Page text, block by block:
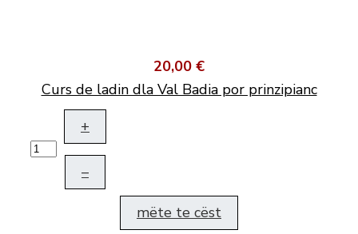
20,00 €
Curs de ladin dla Val Badia por prinzipianc
+
–
mëte te cëst